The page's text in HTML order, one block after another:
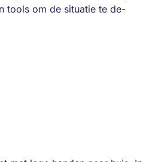
tools om de situatie te de-